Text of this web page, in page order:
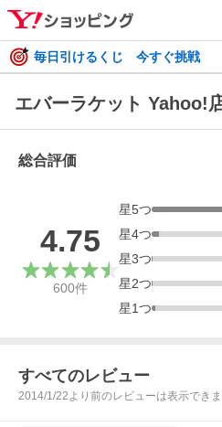
毎日引けるくじ 今すぐ挑戦
エバーラケット Yahoo!
総合評価
4.75
600件
星5つ
星4つ
星3つ
星2つ
星1つ
すべてのレビュー
2014/1/22より前のレビューは表示でき